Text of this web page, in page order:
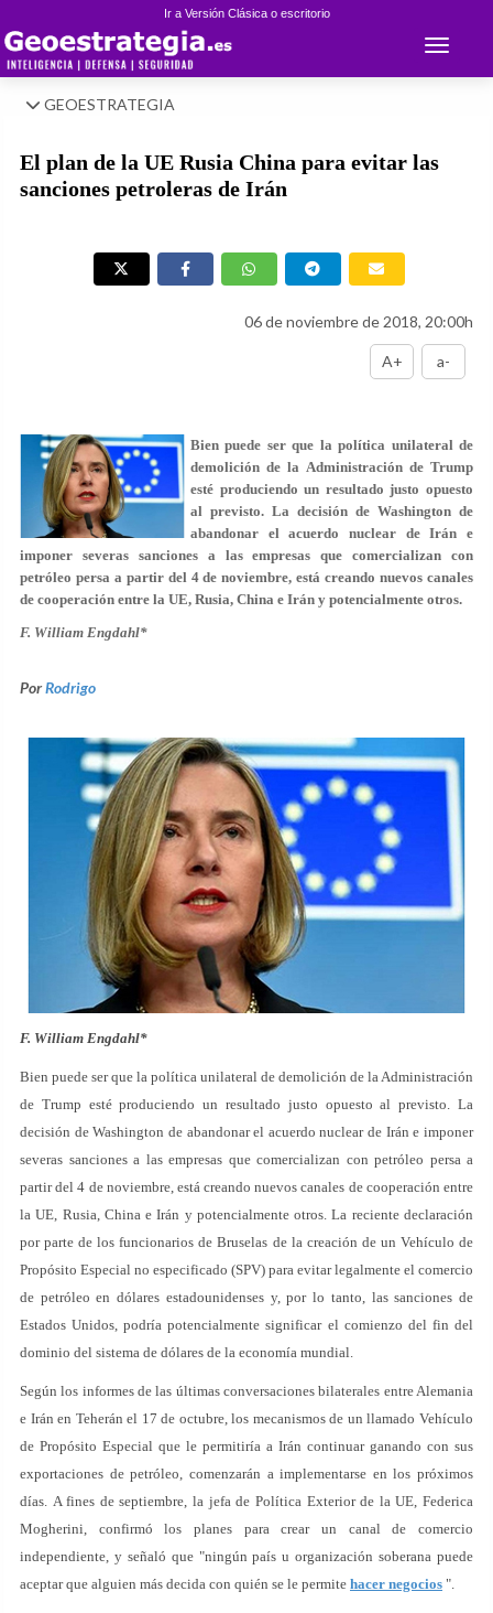
Ir a Versión Clásica o escritorio
Toggle
GEOESTRATEGIA
El plan de la UE Rusia China para evitar las
sanciones petroleras de Irán
06 de noviembre de 2018, 20:00h
A+ a-
Bien puede ser que la política unilateral de
demolición de la Administración de Trump
esté produciendo un resultado justo opuesto
al previsto. La decisión de Washington de
abandonar el acuerdo nuclear de Irán e
imponer severas sanciones a las empresas que comercializan con
petróleo persa a partir del 4 de noviembre, está creando nuevos canales
de cooperación entre la UE, Rusia, China e Irán y potencialmente otros.
F. William Engdahl*
PorRodrigo
F. William Engdahl*
Bien puede ser que la política unilateral de demolición de la Administración
de Trump esté produciendo un resultado justo opuesto al previsto. La
decisión de Washington de abandonar el acuerdo nuclear de Irán e imponer
severas sanciones a las empresas que comercializan con petróleo persa a
partir del 4 de noviembre, está creando nuevos canales de cooperación entre
la UE, Rusia, China e Irán y potencialmente otros. La reciente declaración
por parte de los funcionarios de Bruselas de la creación de un Vehículo de
Propósito Especial no especificado (SPV) para evitar legalmente el comercio
de petróleo en dólares estadounidenses y, por lo tanto, las sanciones de
Estados Unidos, podría potencialmente significar el comienzo del fin del
dominio del sistema de dólares de la economía mundial.
Según los informes de las últimas conversaciones bilaterales entre Alemania
e Irán en Teherán el 17 de octubre, los mecanismos de un llamado Vehículo
de Propósito Especial que le permitiría a Irán continuar ganando con sus
exportaciones de petróleo, comenzarán a implementarse en los próximos
días. A fines de septiembre, la jefa de Política Exterior de la UE, Federica
Mogherini, confirmó los planes para crear un canal de comercio
independiente, y señaló que "ningún país u organización soberana puede
aceptar que alguien más decida con quién se le permite hacer negocios ".